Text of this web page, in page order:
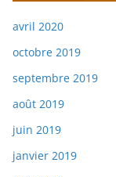
avril 2020
octobre 2019
septembre 2019
août 2019
juin 2019
janvier 2019